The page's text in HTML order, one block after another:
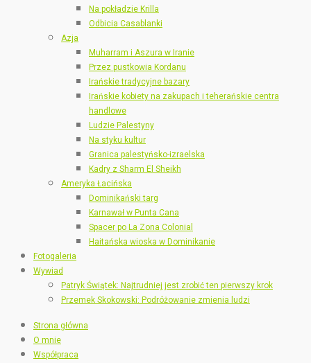
Na pokładzie Krilla
Odbicia Casablanki
Azja
Muharram i Aszura w Iranie
Przez pustkowia Kordanu
Irańskie tradycyjne bazary
Irańskie kobiety na zakupach i teherańskie centra
handlowe
Ludzie Palestyny
Na styku kultur
Granica palestyńsko-izraelska
Kadry z Sharm El Sheikh
Ameryka Łacińska
Dominikański targ
Karnawał w Punta Cana
Spacer po La Zona Colonial
Haitańska wioska w Dominikanie
Fotogaleria
Wywiad
Patryk Świątek: Najtrudniej jest zrobić ten pierwszy krok
Przemek Skokowski: Podróżowanie zmienia ludzi
Strona główna
O mnie
Współpraca